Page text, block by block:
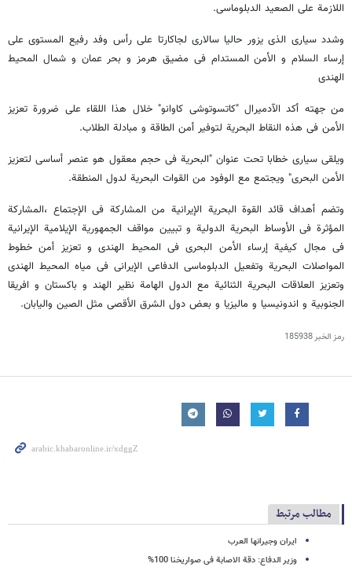
اللازمة علی الصعید الدبلوماسی.
وشدد سیاری الذی یزور حالیا سالاری لجاکارتا علی رأس وفد رفیع المستوی علی
إرساء السلام و الأمن المستدام فی مضیق هرمز و بحر عمان و شمال المحیط
الهندی
من جهته أکد الآدمیرال "کاتسوتوشی کاوانو" خلال هذا اللقاء علی ضرورة تعزیز
الأمن فی هذه النقاط البحریة لتوفیر أمن الطاقة و مبادلة الطلاب.
ویلقی سیاری خطابا تحت عنوان "البحریة فی حجم معقول هو عنصر أساسی لتعزیز
الأمن البحری" ویجتمع مع الوفود من القوات البحریة لدول المنطقة.
وتضم أهداف قائد القوة البحریة الإیرانیة من المشارکة فی الإجتماع ،المشارکة
المؤثرة فی الأوساط البحریة الدولیة و تبیین مواقف الجمهوریة الإیلامیة الإیرانیة
فی مجال کیفیة إرساء الأمن البحری فی المحیط الهندی و تعزیز أمن خطوط
المواصلات البحریة وتفعیل الدبلوماسی الدفاعی الإیرانی فی میاه المحیط الهندی
وتعزیز العلاقات البحریة الثنائیة مع الدول الهامة نظیر الهند و باکستان و افریقا
الجنوبیة و اندونیسیا و مالیزیا و بعض دول الشرق الأقصى مثل الصین والیابان.
رمز الخبر185938
مطالب مرتبط
ایران وجیرانها العرب
وزیر الدفاع: دقة الاصابة فی صواریخنا 100%